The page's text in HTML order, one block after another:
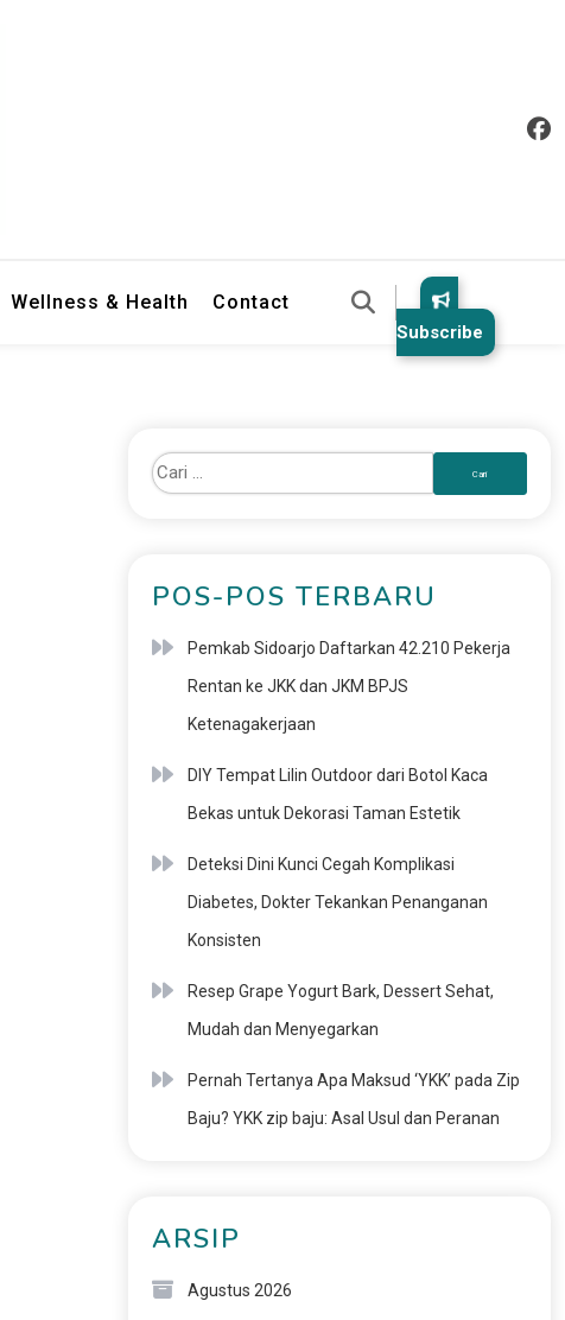
Wellness & Health Contact
Subscribe
POS-POS TERBARU
Pemkab Sidoarjo Daftarkan 42.210 Pekerja
Rentan ke JKK dan JKM BPJS
Ketenagakerjaan
DIY Tempat Lilin Outdoor dari Botol Kaca
Bekas untuk Dekorasi Taman Estetik
Deteksi Dini Kunci Cegah Komplikasi
Diabetes, Dokter Tekankan Penanganan
Konsisten
Resep Grape Yogurt Bark, Dessert Sehat,
Mudah dan Menyegarkan
Pernah Tertanya Apa Maksud ‘YKK’ pada Zip
Baju? YKK zip baju: Asal Usul dan Peranan
ARSIP
Agustus 2026